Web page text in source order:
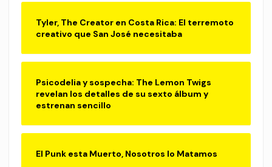
Tyler, The Creator en Costa Rica: El terremoto
creativo que San José necesitaba
Psicodelia y sospecha: The Lemon Twigs
revelan los detalles de su sexto álbum y
estrenan sencillo
El Punk esta Muerto, Nosotros lo Matamos